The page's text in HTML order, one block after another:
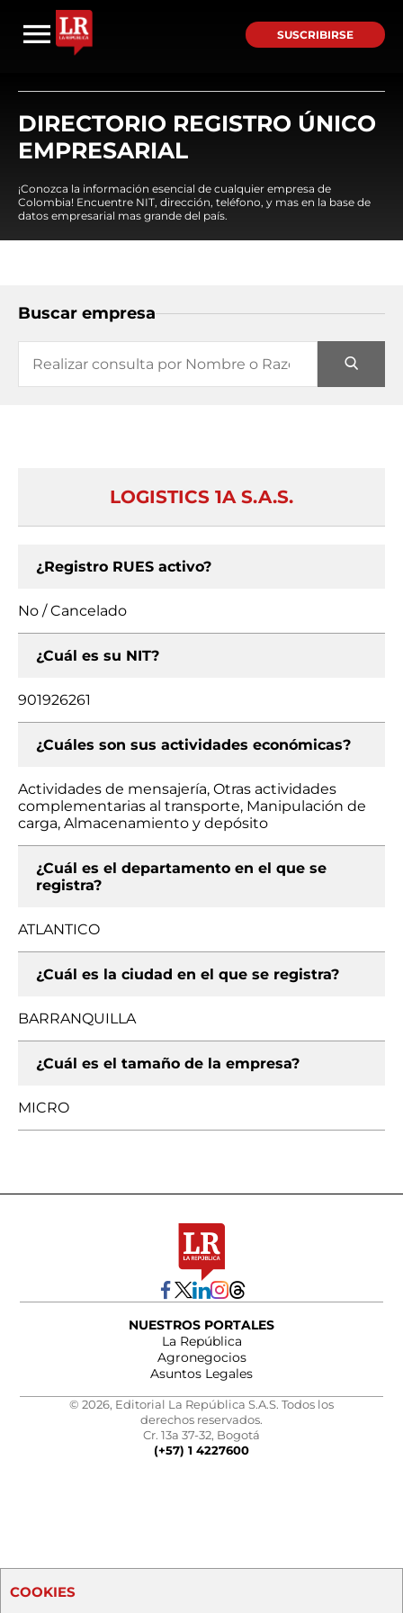
SUSCRIBIRSE
DIRECTORIO REGISTRO ÚNICO
EMPRESARIAL
¡Conozca la información esencial de cualquier empresa de
Colombia! Encuentre NIT, dirección, teléfono, y mas en la base de
datos empresarial mas grande del país.
Buscar empresa
LOGISTICS 1A S.A.S.
¿Registro RUES activo?
No / Cancelado
¿Cuál es su NIT?
901926261
¿Cuáles son sus actividades económicas?
Actividades de mensajería, Otras actividades
complementarias al transporte, Manipulación de
carga, Almacenamiento y depósito
¿Cuál es el departamento en el que se
registra?
ATLANTICO
¿Cuál es la ciudad en el que se registra?
BARRANQUILLA
¿Cuál es el tamaño de la empresa?
MICRO
NUESTROS PORTALES
La República
Agronegocios
Asuntos Legales
© 2026, Editorial La República S.A.S. Todos los
derechos reservados.
Cr. 13a 37-32, Bogotá
(+57) 1 4227600
COOKIES